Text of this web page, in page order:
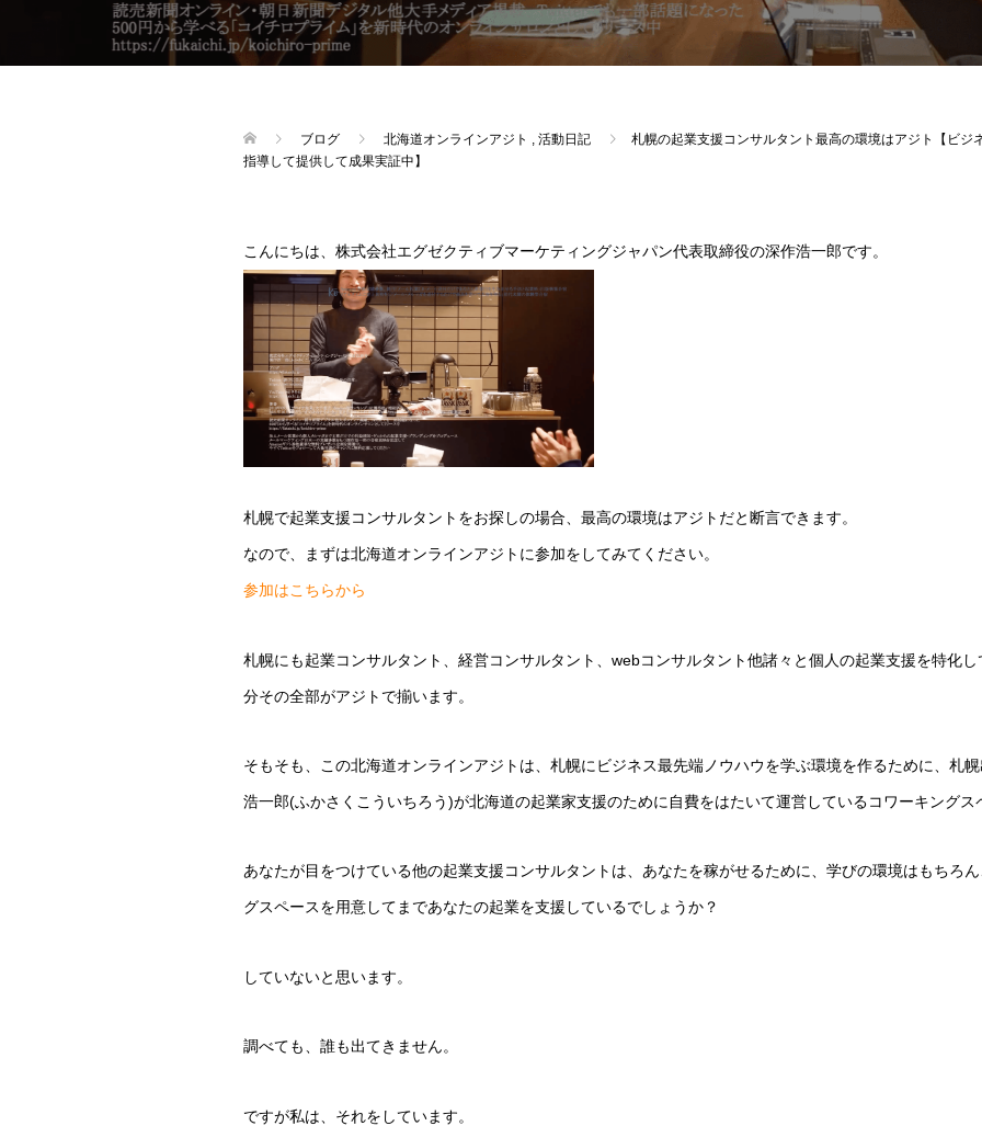
ブログ 北海道オンラインアジト 活動日記
札幌の起業支援コンサルタント最高の環境はアジト【ビジ
指導して提供して成果実証中】
こんにちは、株式会社エグゼクティブマーケティングジャパン代表取締役の深作浩一郎です。
札幌で起業支援コンサルタントをお探しの場合、最高の環境はアジトだと断言できます。
なので、まずは北海道オンラインアジトに参加をしてみてください。
参加はこちらから
札幌にも起業コンサルタント、経営コンサルタント、webコンサルタント他諸々と個人の起業支援を特化
分その全部がアジトで揃います。
そもそも、この北海道オンラインアジトは、札幌にビジネス最先端ノウハウを学ぶ環境を作るために、札
浩一郎(ふかさくこういちろう)が北海道の起業家支援のために自費をはたいて運営しているコワーキングス
あなたが目をつけている他の起業支援コンサルタントは、あなたを稼がせるために、学びの環境はもちろ
グスペースを用意してまであなたの起業を支援しているでしょうか？
していないと思います。
調べても、誰も出てきません。
ですが私は、それをしています。